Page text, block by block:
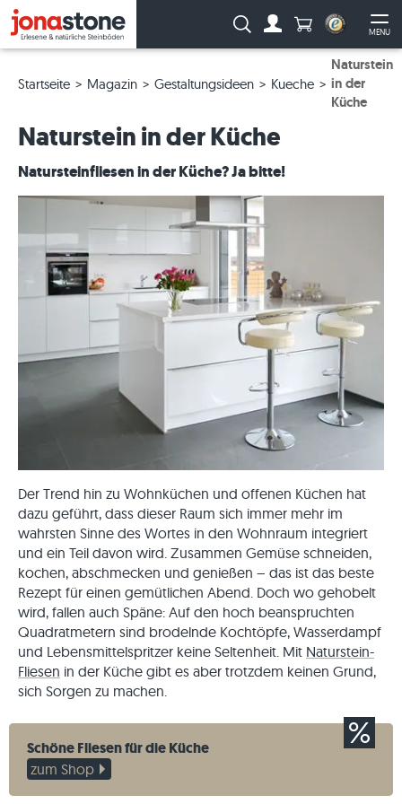
MENU
Suche: Anzahl
Startseite Magazin Gestaltungsideen Kueche
Naturstein
in der
Küche
Naturstein in der Küche
Natursteinfliesen in der Küche? Ja bitte!
Der Trend hin zu Wohnküchen und offenen Küchen hat
dazu geführt, dass dieser Raum sich immer mehr im
wahrsten Sinne des Wortes in den Wohnraum integriert
und ein Teil davon wird. Zusammen Gemüse schneiden,
kochen, abschmecken und genießen – das ist das beste
Rezept für einen gemütlichen Abend. Doch wo gehobelt
wird, fallen auch Späne: Auf den hoch beanspruchten
Quadratmetern sind brodelnde Kochtöpfe, Wasserdampf
und Lebensmittelspritzer keine Seltenheit. Mit Naturstein-
Fliesen in der Küche gibt es aber trotzdem keinen Grund,
sich Sorgen zu machen.
Schöne Fliesen für die Küche
zum Shop